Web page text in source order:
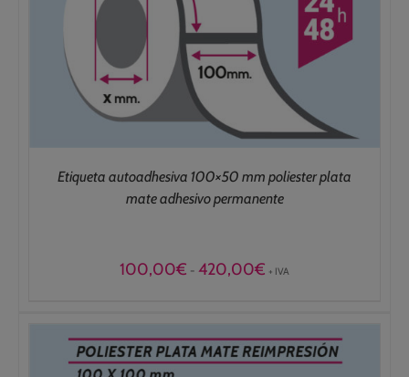
Etiqueta autoadhesiva 100×50 mm poliester plata
mate adhesivo permanente
100,00€ - 420,00€ Rango
hasta
420,00€
+ IVA